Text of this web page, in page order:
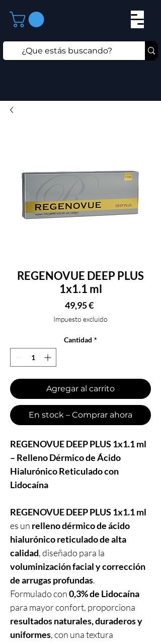
REGENOVUE DEEP PLUS
1x1.1 ml
49,95 €Precio
Impuesto excluido
Cantidad *
Agregar al carrito
En stock – Comprar ahora
REGENOVUE DEEP PLUS 1x1.1 ml
– Relleno Dérmico de Ácido
Hialurónico Reticulado con
Lidocaína
REGENOVUE DEEP PLUS 1x1.1 ml
es un relleno dérmico de ácido
hialurónico reticulado de alta
calidad, diseñado para la
voluminización facial y corrección
de arrugas profundas.
Formulado con0,3% de Lidocaína
para mayor confort, proporciona
resultados naturales, duraderos y
uniformes, con una textura